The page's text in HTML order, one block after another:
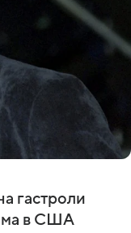
гастроли
в США